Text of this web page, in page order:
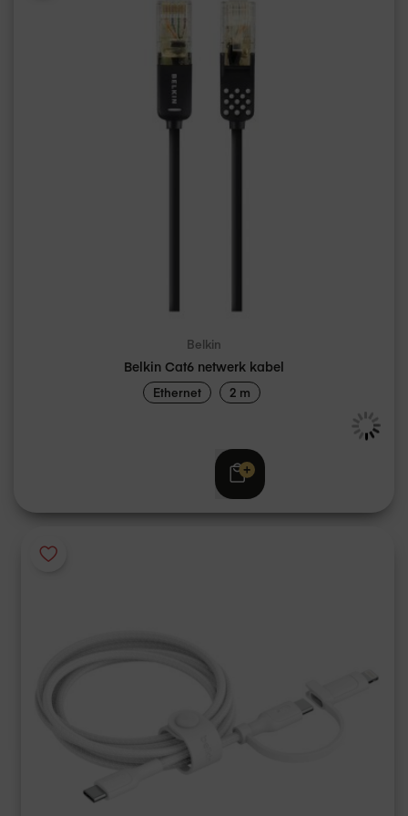
Belkin
Belkin Cat6 netwerk kabel
Ethernet 2 m